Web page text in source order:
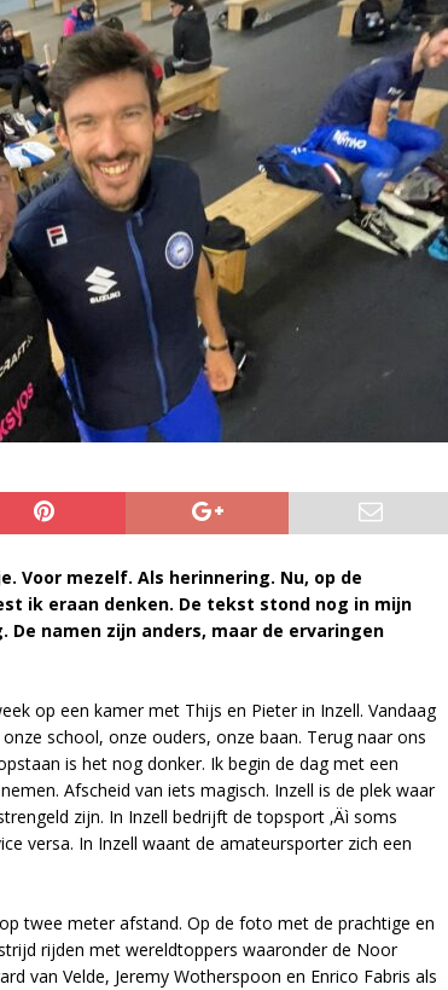
Voor mezelf. Als herinnering. Nu, op de
ik eraan denken. De tekst stond nog in mijn
namen zijn anders, maar de ervaringen
op een kamer met Thijs en Pieter in Inzell. Vandaag
school, onze ouders, onze baan. Terug naar ons
is het nog donker. Ik begin de dag met een
Afscheid van iets magisch. Inzell is de plek waar
zijn. In Inzell bedrijft de topsport ‚Äì soms
versa. In Inzell waant de amateursporter zich een
twee meter afstand. Op de foto met de prachtige en
rijden met wereldtoppers waaronder de Noor
van Velde, Jeremy Wotherspoon en Enrico Fabris als